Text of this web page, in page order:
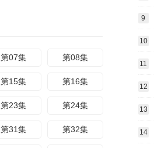
第07集 第08集
第15集 第16集
第23集 第24集
第31集 第32集
9
10
11
12
13
14